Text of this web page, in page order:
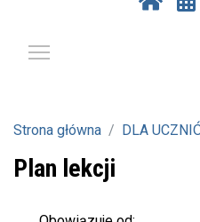
Strona główna DLA
Plan lekcji